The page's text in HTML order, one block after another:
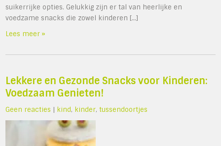
suikerrijke opties. Gelukkig zijn er tal van heerlijke en
voedzame snacks die zowel kinderen […]
Lees meer »
Lekkere en Gezonde Snacks voor Kinderen:
Voedzaam Genieten!
Geen reacties | kind, kinder,tussendoortjes